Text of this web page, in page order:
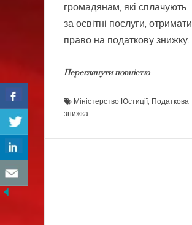
громадянам, які сплачують
за освітні послуги, отримати
право на податкову знижку.
Переглянути повністю
Міністерство Юстиції, Податкова
знижка